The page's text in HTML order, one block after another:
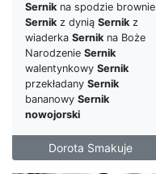
Sernikna spodzie brownie
Sernikz dynią Sernikz
wiaderka Sernikna Boże
Narodzenie Sernik
walentynkowy Sernik
przekładany Sernik
bananowy Sernik
nowojorski
Dorota Smakuje